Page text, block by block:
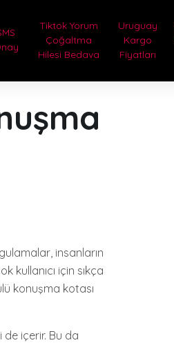
Tiktok Yorum
Çoğaltma
Hilesi Bedava
Uruguay
Kargo
Fiyatları
insanların
kullanıcı için sıkça
konuşma kotası
de içerir. Bu da